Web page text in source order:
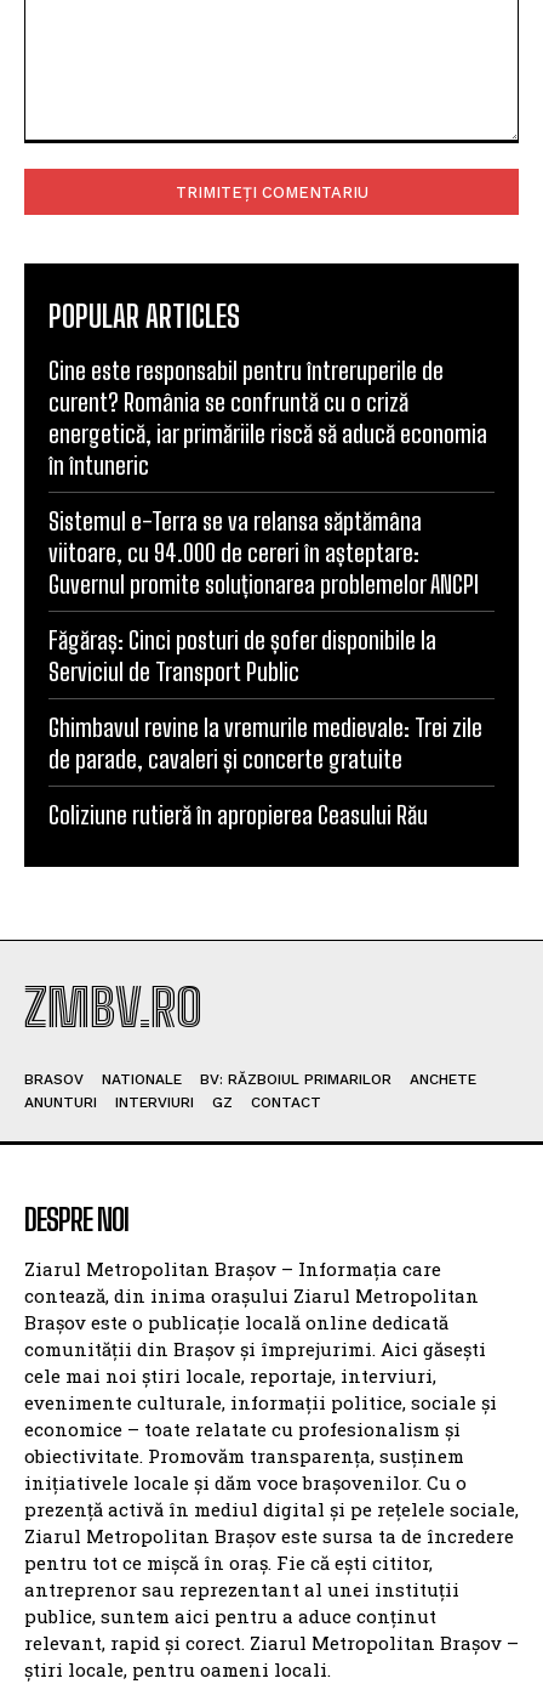
POPULAR ARTICLES
Cine este responsabil pentru întreruperile de
curent? România se confruntă cu o criză
energetică, iar primăriile riscă să aducă economia
în întuneric
Sistemul e-Terra se va relansa săptămâna
viitoare, cu 94.000 de cereri în așteptare:
Guvernul promite soluționarea problemelor ANCPI
Făgăraș: Cinci posturi de șofer disponibile la
Serviciul de Transport Public
Ghimbavul revine la vremurile medievale: Trei zile
de parade, cavaleri și concerte gratuite
Coliziune rutieră în apropierea Ceasului Rău
ZMBV.RO
BRASOV NATIONALE BV: RĂZBOIUL PRIMARILOR
ANCHETE
ANUNTURI
INTERVIURI GZ CONTACT
DESPRE NOI
Ziarul Metropolitan Brașov – Informația care
contează, din inima orașului Ziarul Metropolitan
Brașov este o publicație locală online dedicată
comunității din Brașov și împrejurimi. Aici găsești
cele mai noi știri locale, reportaje, interviuri,
evenimente culturale, informații politice, sociale și
economice – toate relatate cu profesionalism și
obiectivitate. Promovăm transparența, susținem
inițiativele locale și dăm voce brașovenilor. Cu o
prezență activă în mediul digital și pe rețelele sociale,
Ziarul Metropolitan Brașov este sursa ta de încredere
pentru tot ce mișcă în oraș. Fie că ești cititor,
antreprenor sau reprezentant al unei instituții
publice, suntem aici pentru a aduce conținut
relevant, rapid și corect. Ziarul Metropolitan Brașov –
știri locale, pentru oameni locali.